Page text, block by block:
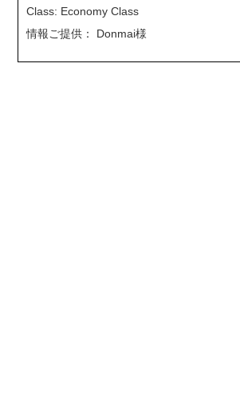
Class: Economy Class
情報ご提供： Donmai様